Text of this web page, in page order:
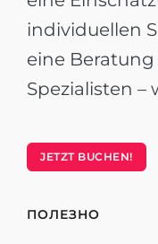
individuellen
eine
Spezialisten –
JETZT BUCHEN!
ПОЛЕЗНО